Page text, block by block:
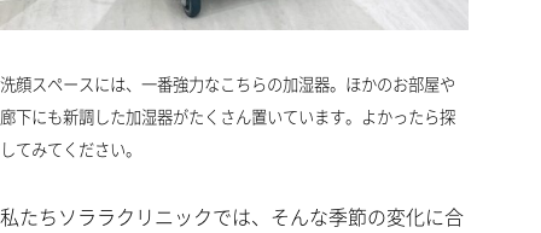
洗顔スペースには、一番強力なこちらの加湿器。ほかのお部屋や
廊下にも新調した加湿器がたくさん置いています。よかったら探
してみてください。
私たちソララクリニックでは、そんな季節の変化に合